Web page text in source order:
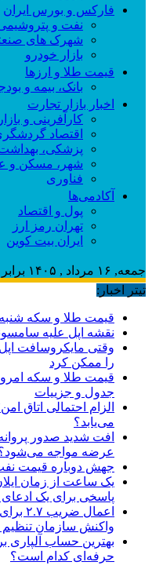
فارکس و بورس ایران
نفت و
شهرک های
بازار خودرو
قیمت طلا و ارزها
بانک، بیمه و
اخبار بازار تجارت
کارآفرینی و
اقتصاد
پزشکی، بهداشت
شهر، مسکن و
فناوری
آکادمی‌ها
پول و اقتصاد
تهران رمز ارز
ایران بیت کوین
جمعه, ۱۶ مرداد , ۱۴۰۵ برابر با - Friday, 7 August , 2026
تیتر اخبار:
قیمت طلا و سکه شنبه 17 مرداد/ قیمت‌ها افزایشی
نقشه اپل علیه
وقتی مایکروسافت
را ممکن کرد
جدول و جزییات
الزام احتمالی اتاق
می‌یابد؟
افت شدید صدور
عرضه مواجه
جهش دوباره قیمت نفت؛ برنت
پاسخی برای یک
واکنش سازمان
بهترین حساب آلپاری
حرفه‌ای کدام است؟